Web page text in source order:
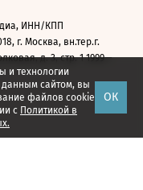
и технологии
данным сайтом, вы
файлов cookie
с Политикой в
ОК
ИНН/КПП
г. Москва, вн.тер.г.
д. 3, стр. 1 1999—